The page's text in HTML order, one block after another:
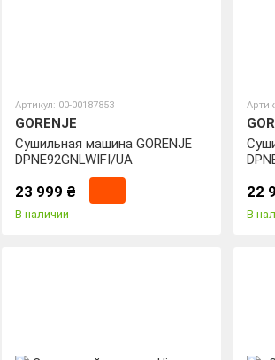
Артикул: 00-00187853
GORENJE
Сушильная машина GORENJE
DPNE92GNLWIFI/UA
23 999 ₴
В наличии
22
В